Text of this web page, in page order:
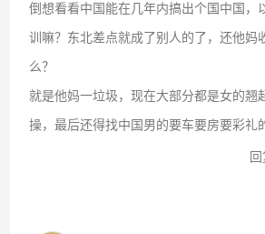
倒想看看中国能在几年内搞出个国中国，
训嘛？东北差点就成了别人的了，还他妈
么？
就是他妈一垃圾，现在大部分都是女的翘
操，最后还得找中国男的要车要房要彩礼